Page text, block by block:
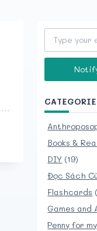
Type your email…
Books &
DIY (19)
Đọc Sách
Flashcards
Games
Penny for